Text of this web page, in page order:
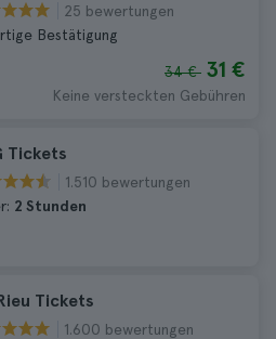
25 bewertungen
Bestätigung
34 € 31 €
Keine versteckten Gebühren
Tickets
1.510 bewertungen
2 Stunden
Tickets
1.600 bewertungen